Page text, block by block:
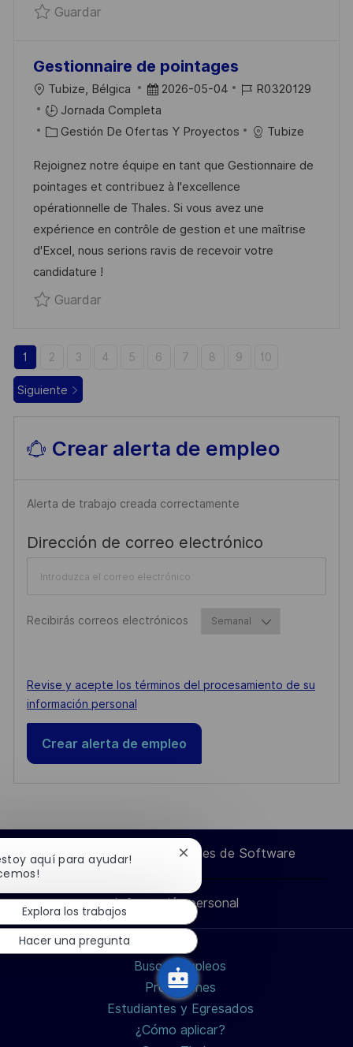
I
GuardarGuardar Responsable de programmes
Gestionnaire de pointages
U
B
A
C
I
Ó
N
Tubize, Bélgica
F
E
C
A
D
E
P
U
N
2026-05-04
I
D
E
P
L
E
R0320129
Jornada Completa
C
T
E
G
O
R
Í
A
Gestión De Ofertas Y Proyectos Tubize
Rejoignez notre équipe en tant que Gestionnaire de
pointages et contribuez à l'excellence
opérationnelle de Thales. Si vous avez une
expérience en contrôle de gestion et une maîtrise
d'Excel, nous serions ravis de recevoir votre
candidature !
GuardarGuardar Gestionnaire de pointages
1 2 3 4 5 6 7 8 9 10
Siguiente
Crear alerta de empleo
Alerta de trabajo creada correctamente
Dirección de correo electrónicoRequired
Recibirás correos electrónicosRequired
Required
Revise y acepte los términos del procesamiento de su
información personal
Crear alerta de empleo
Ingeniero de Componentes de Software
Información personal
Buscar empleos
Profesiones
Estudiantes y Egresados
¿Cómo aplicar?
aquí para ayudar!
Cerrar
de
chatbot
Explora los trabajos
Hacer una pregunta